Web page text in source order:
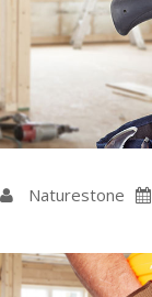
Naturestone